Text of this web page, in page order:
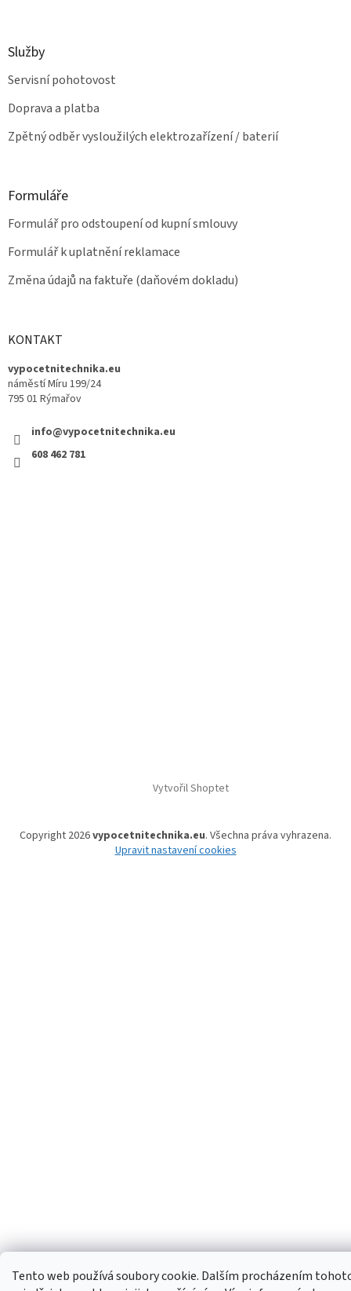
Tento web používá soubory cookie. Dalším procházením
Služby
Servisní pohotovost
Doprava a platba
Zpětný odběr vysloužilých elektrozařízení / baterií
Formuláře
Formulář pro odstoupení od kupní smlouvy
Formulář k uplatnění reklamace
Změna údajů na faktuře (daňovém dokladu)
KONTAKT
vypocetnitechnika.eu
náměstí Míru 199/24
795 01 Rýmařov
info@vypocetnitechnika.eu
608 462 781
Vytvořil Shoptet
Copyright 2026vypocetnitechnika.eu. Všechna práva vyhrazena.
Upravit nastavení cookies